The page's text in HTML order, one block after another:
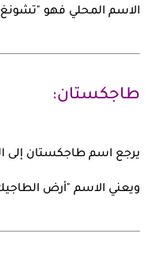
الاسم المحلي فهو
طاجكستان:
يرجع اسم طاجكستان إلى
ويعني الاسم "أرض